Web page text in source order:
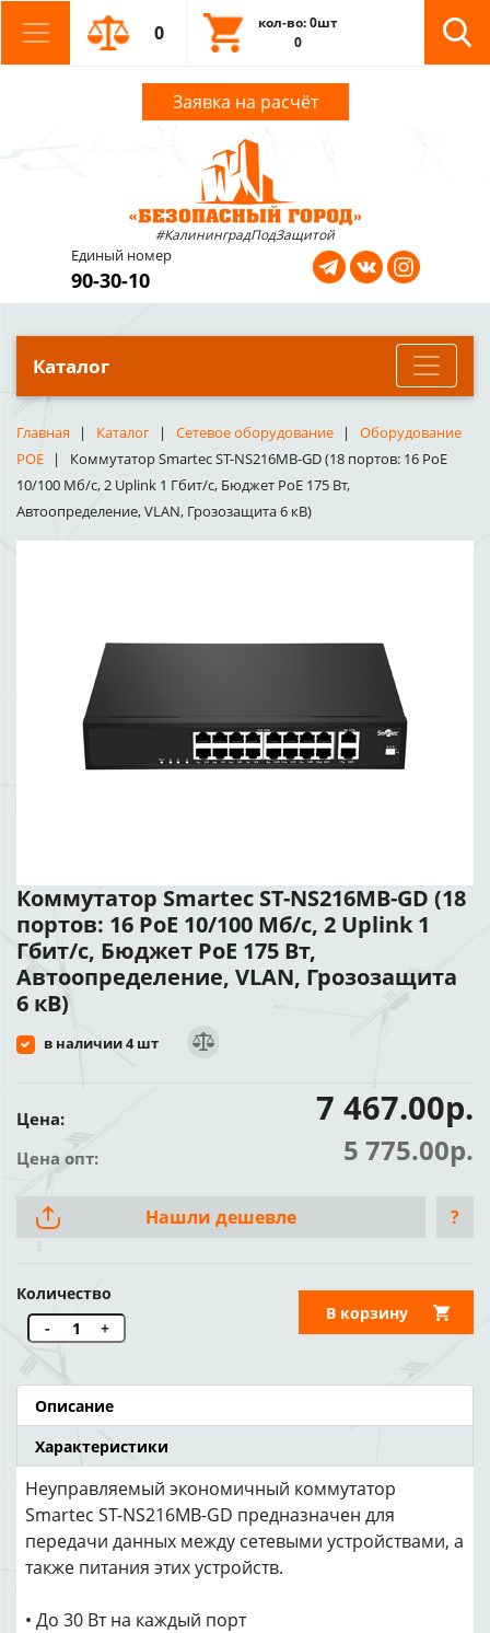
0
кол-во: 0шт
0
Заявка на расчёт
#КалининградПодЗащитой
Единый номер
90-30-10
Каталог
Главная Каталог Сетевое оборудование
Оборудование
POE
Коммутатор Smartec ST-NS216MB-GD (18 портов: 16 PoE
10/100 Мб/с, 2 Uplink 1 Гбит/с, Бюджет PoE 175 Вт,
Автоопределение, VLAN, Грозозащита 6 кВ)
Коммутатор Smartec ST-NS216MB-GD (18
портов: 16 PoE 10/100 Мб/с, 2 Uplink 1
Гбит/с, Бюджет PoE 175 Вт,
Автоопределение, VLAN, Грозозащита
6 кВ)
в наличии 4 шт
Цена: 7 467.00р.
Цена опт: 5 775.00р.
Нашли дешевле ?
Количество
-
+
В корзину
Описание
Характеристики
Неуправляемый экономичный коммутатор
Smartec ST-NS216MB-GD предназначен для
передачи данных между сетевыми устройствами, а
также питания этих устройств.
• До 30 Вт на каждый порт